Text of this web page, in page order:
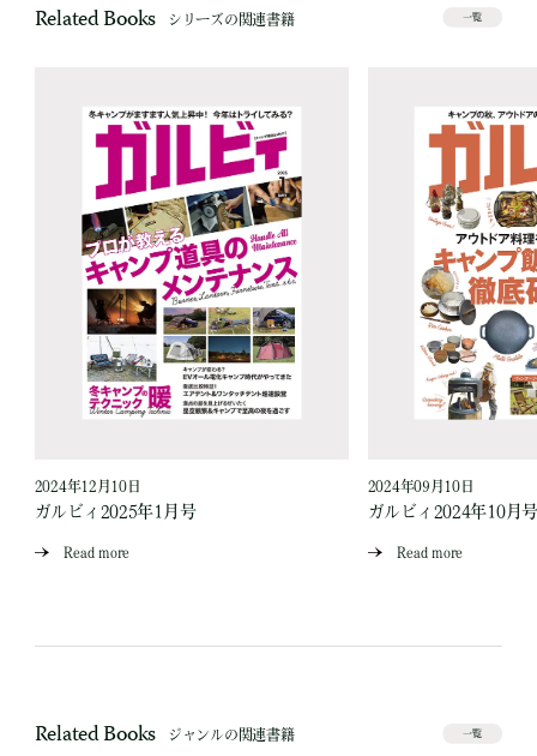
Related Books シリーズの関連書籍 一覧
2024年12月10日
ガルビィ2025年1月号
Read more
2024年09月10日
ガルビィ2024年10月
Read more
Related Books ジャンルの関連書籍 一覧